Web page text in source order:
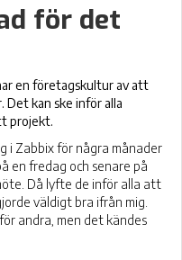
för det
en företagskultur av att
Det kan ske inför alla
projekt.
i Zabbix för några månader
en fredag och senare på
Då lyfte de inför alla att
väldigt bra ifrån mig.
andra, men det kändes